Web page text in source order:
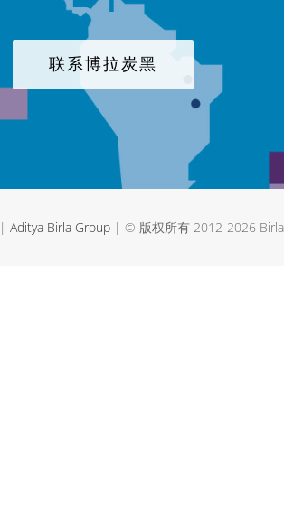
联系博拉炭黑
|Aditya Birla Group | © 版权所有 2012-2026